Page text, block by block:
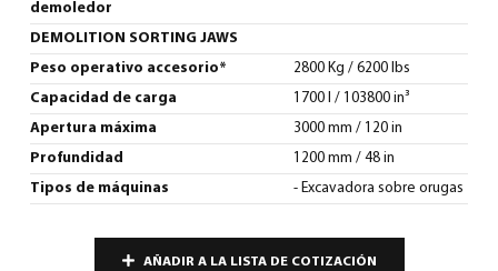
demoledor
DEMOLITION SORTING JAWS
Peso operativo accesorio* 2800 Kg / 6200 lbs
Capacidad de carga 1700 l / 103800 in³
Apertura máxima 3000 mm / 120 in
Profundidad 1200 mm / 48 in
Tipos de máquinas - Excavadora sobre orugas
AÑADIR A LA LISTA DE COTIZACIÓN